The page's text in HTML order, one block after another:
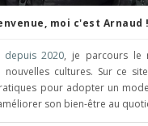
moi c'est Arnaud !
2020, je parcours le
nouvelles cultures. Sur ce
pour adopter un
son bien-être au